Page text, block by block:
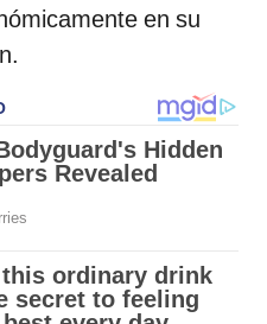
en su